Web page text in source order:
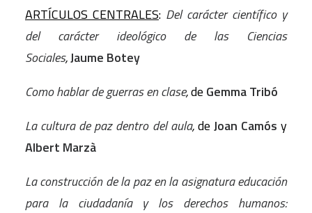
ARTÍCULOS CENTRALES: Del carácter científico y
del carácter ideológico de las Ciencias
Sociales,Jaume Botey
Como hablar de guerras en clase,de Gemma Tribó
La cultura de paz dentro del aula,de Joan Camós y
Albert Marzà
La construcción de la paz en la asignatura educación
para la ciudadanía y los derechos humanos: